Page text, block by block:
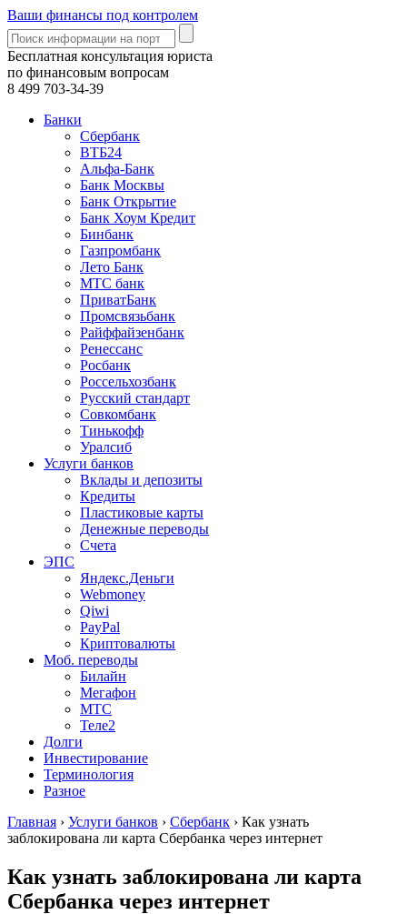
Ваши финансы под контролем
Бесплатная консультация юриста
по финансовым вопросам
8 499 703-34-39
Банки
Сбербанк
ВТБ24
Альфа-Банк
Банк Москвы
Банк Открытие
Банк Хоум Кредит
Бинбанк
Газпромбанк
Лето Банк
МТС банк
ПриватБанк
Промсвязьбанк
Райффайзенбанк
Ренессанс
Росбанк
Россельхозбанк
Русский стандарт
Совкомбанк
Тинькофф
Уралсиб
Услуги банков
Вклады и депозиты
Кредиты
Пластиковые карты
Денежные переводы
Счета
ЭПС
Яндекс.Деньги
Webmoney
Qiwi
PayPal
Криптовалюты
Моб. переводы
Билайн
Мегафон
МТС
Теле2
Долги
Инвестирование
Терминология
Разное
Главная › Услуги банков › Сбербанк › Как узнать
заблокирована ли карта Сбербанка через интернет
Как узнать заблокирована ли карта
Сбербанка через интернет